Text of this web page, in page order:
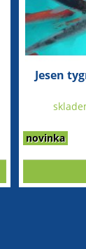
Jesen
novinka